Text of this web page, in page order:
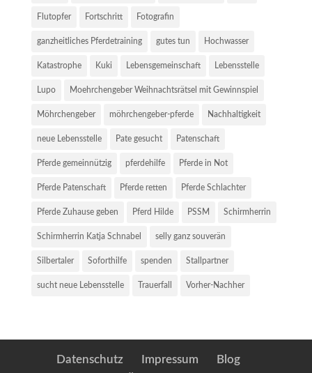
Flutopfer Fortschritt Fotografin
ganzheitliches Pferdetraining gutes tun Hochwasser
Katastrophe Kuki Lebensgemeinschaft Lebensstelle
Lupo Moehrchengeber Weihnachtsrätsel mit Gewinnspiel
Möhrchengeber möhrchengeber-pferde Nachhaltigkeit
neue Lebensstelle Pate gesucht Patenschaft
Pferde gemeinnützig pferdehilfe Pferde in Not
Pferde Patenschaft Pferde retten Pferde Schlachter
Pferde Zuhause geben Pferd Hilde PSSM Schirmherrin
Schirmherrin Katja Schnabel selly ganz souverän
Silbertaler Soforthilfe spenden Stallpartner
sucht neue Lebensstelle Trauerfall Vorher-Nachher
Datenschutz Impressum Blog